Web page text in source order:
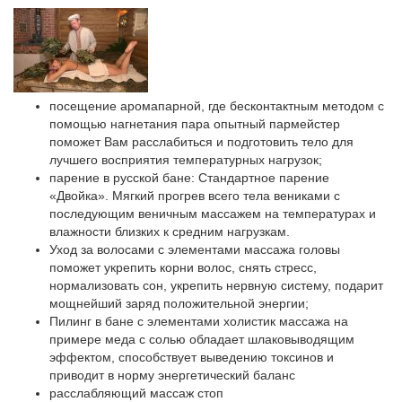
посещение аромапарной, где бесконтактным методом с
помощью нагнетания пара опытный пармейстер
поможет Вам расслабиться и подготовить тело для
лучшего восприятия температурных нагрузок;
парение в русской бане: Стандартное парение
«Двойка». Мягкий прогрев всего тела вениками с
последующим веничным массажем на температурах и
влажности близких к средним нагрузкам.
Уход за волосами с элементами массажа головы
поможет укрепить корни волос, снять стресс,
нормализовать сон, укрепить нервную систему, подарит
мощнейший заряд положительной энергии;
Пилинг в бане с элементами холистик массажа на
примере меда с солью обладает шлаковыводящим
эффектом, способствует выведению токсинов и
приводит в норму энергетический баланс
расслабляющий массаж стоп